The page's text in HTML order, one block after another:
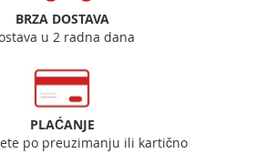
BRZA DOSTAVA
u 2 radna dana
PLAĆANJE
po preuzimanju ili kartično